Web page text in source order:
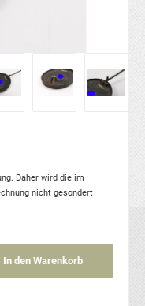
Daher wird die im
nicht gesondert
In den Warenkorb